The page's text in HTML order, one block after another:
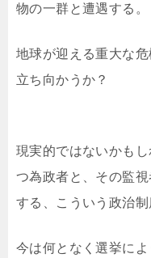
物の一群と遭遇する。
地球が迎える重大な
立ち向かうか？
現実的ではないかも
つ為政者と、その監
する、こういう政治制
今は何となく選挙に